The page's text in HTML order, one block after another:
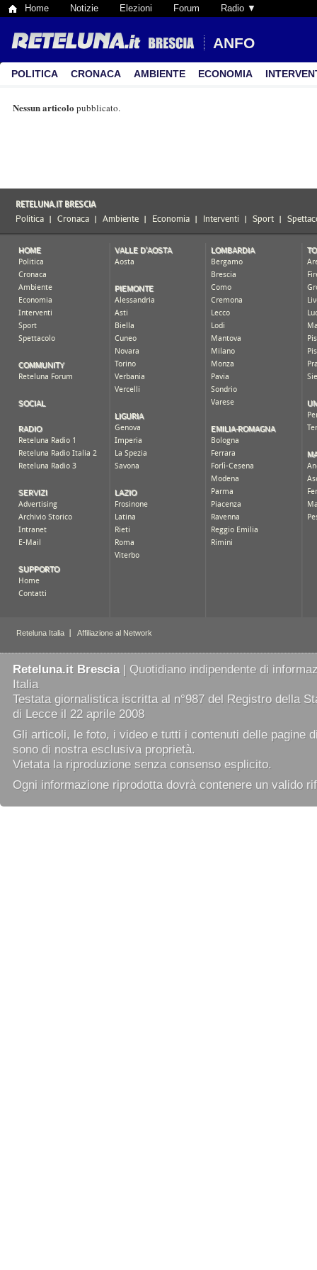
Home Notizie Elezioni Forum Radio ▼
ANFO
POLITICA CRONACA AMBIENTE ECONOMIA
Nessun articolo pubblicato.
Reteluna.it Brescia| Quotidiano indipendente di
Italia
Testata giornalistica iscritta al n°987 del Registro della
di Lecce il 22 aprile 2008
Gli articoli, le foto, i video e tutti i contenuti delle pagine
sono di nostra esclusiva proprietà.
Vietata la riproduzione senza consenso esplicito.
Ogni informazione riprodotta dovrà contenere un valido